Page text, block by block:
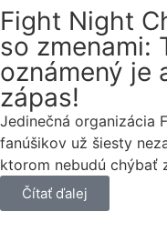
Fight Night
so zmenami:
oznámený je
zápas!
Jedinečná organizácia
fanúšikov už šiesty
ktorom nebudú chýbať
Čítať ďalej